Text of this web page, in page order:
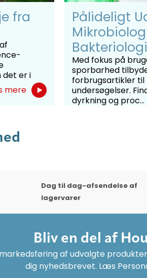
fra
det er i
mere
Pålideligt
Bakteriologi
Med fokus på
sporbarhed
forbrugsartikler til
undersøgelser.
dyrkning og proc...
Dag til dag-afsendelse af
lagervarer
Bliv en del af
af udvalgte
dig nyhedsbrevet. Læs